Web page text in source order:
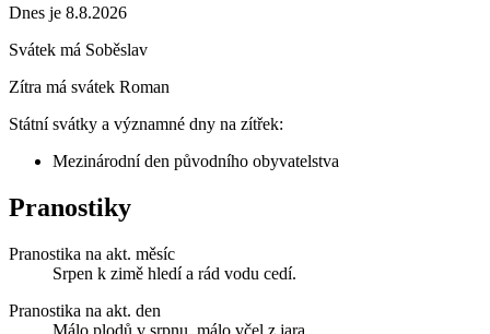
Dnes je 8.8.2026
Svátek má Soběslav
Zítra má svátek Roman
Státní svátky a významné dny na zítřek:
Mezinárodní den původního obyvatelstva
Pranostiky
Pranostika na akt. měsíc
Srpen k zimě hledí a rád vodu cedí.
Pranostika na akt. den
Málo plodů v srpnu, málo včel z jara.